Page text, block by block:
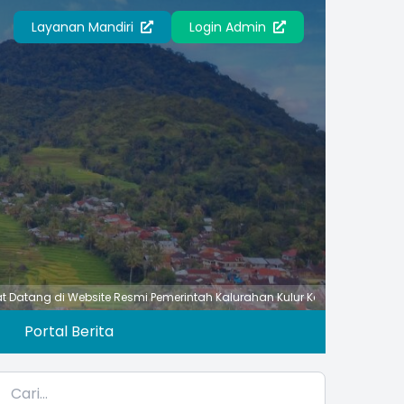
Layanan Mandiri Login Admin
Website Resmi Pemerintah Kalurahan Kulur Kapanewon Temon
Portal Berita